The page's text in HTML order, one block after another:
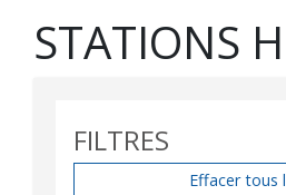
STATIONS
FILTRES
Effacer tous